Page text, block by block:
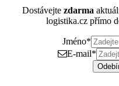
Dostávejte zdarma
logistika.cz přímo
Jméno*
E-mail*